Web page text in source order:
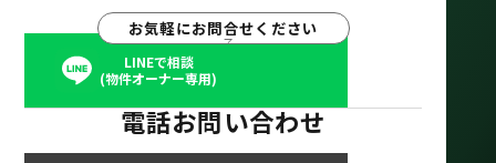
お気軽にお問合せください
LINEで相談
(物件オーナー専用)
電話お問い合わせ